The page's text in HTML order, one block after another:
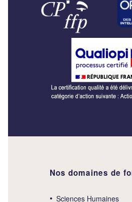
Nos domaines de
Sciences Humaines